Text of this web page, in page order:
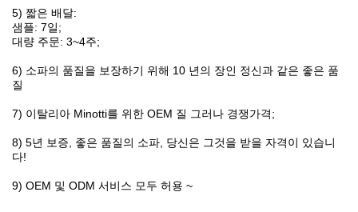
5) 짧은 배달:
샘플: 7일;
대량 주문: 3~4주;
6) 소파의 품질을 보장하기 위해 10 년의 장인 정신과 같은 좋은 품
질
7) 이탈리아 Minotti를 위한 OEM 질 그러나 경쟁가격;
8) 5년 보증, 좋은 품질의 소파, 당신은 그것을 받을 자격이 있습니
다!
9) OEM 및 ODM 서비스 모두 허용 ~